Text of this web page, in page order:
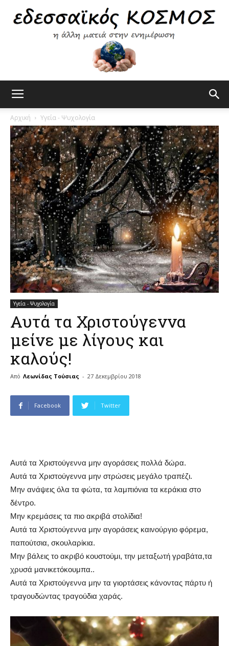
Κόσμος
Αρχική Υγεία - Ψυχολογία
Υγεία - Ψυχολογία
Αυτά τα Χριστούγεννα
μείνε με λίγους και
καλούς!
Από Λεωνίδας Τούσιας - 27 Δεκεμβρίου 2018
Facebook Twitter
Αυτά τα Χριστούγεννα μην αγοράσεις πολλά δώρα.
Αυτά τα Χριστούγεννα μην στρώσεις μεγάλο τραπέζι.
Μην ανάψεις όλα τα φώτα, τα λαμπιόνια τα κεράκια στο
δέντρο.
Μην κρεμάσεις τα πιο ακριβά στολίδια!
Αυτά τα Χριστούγεννα μην αγοράσεις καινούργιο φόρεμα,
παπούτσια, σκουλαρίκια.
Μην βάλεις το ακριβό κουστούμι, την μεταξωτή γραβάτα,τα
χρυσά μανικετόκουμπα..
Αυτά τα Χριστούγεννα μην τα γιορτάσεις κάνοντας πάρτυ ή
τραγουδώντας τραγούδια χαράς.